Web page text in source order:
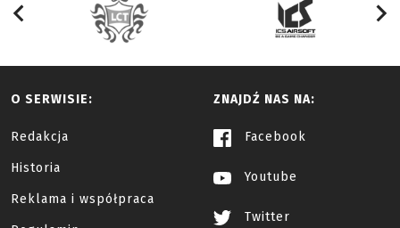
O SERWISIE:
Redakcja
Historia
Reklama i współpraca
ZNAJDŹ NAS NA:
Facebook
Youtube
Twitter